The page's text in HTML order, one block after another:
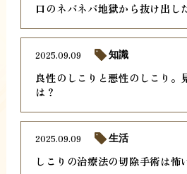
口のネバネバ地獄から抜け出し
良性のしこりと悪性のしこり。
は？
2025.09.09 知識
しこりの治療法の切除手術は怖
2025.09.09 生活